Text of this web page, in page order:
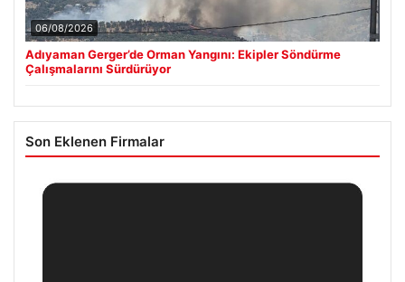
06/08/2026
Adıyaman Gerger’de Orman Yangını: Ekipler Söndürme
Çalışmalarını Sürdürüyor
Son Eklenen Firmalar